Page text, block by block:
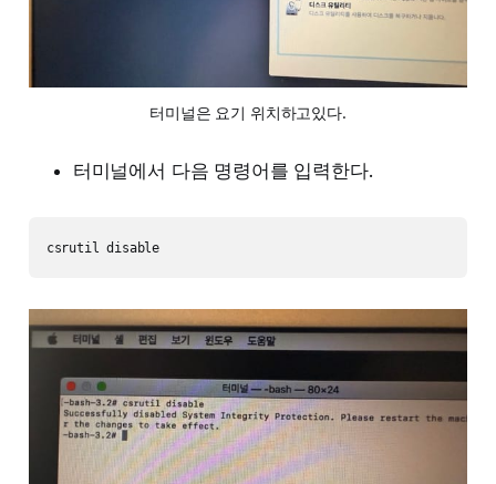
터미널은 요기 위치하고있다.
터미널에서 다음 명령어를 입력한다.